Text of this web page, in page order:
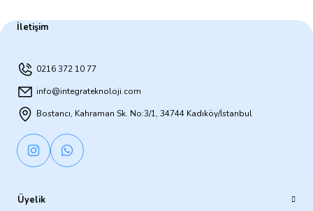
İletişim
0216 372 10 77
info@integrateknoloji.com
Bostancı, Kahraman Sk. No:3/1, 34744 Kadıköy/İstanbul
Üyelik